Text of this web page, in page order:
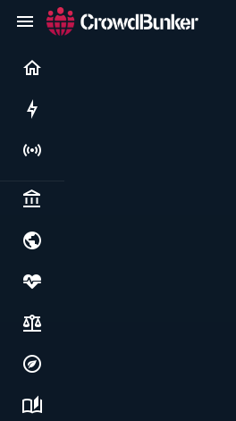
Live
Politics & institutions
Society, justice & freedoms
Economy, environment & technology
Science, history & spirituality